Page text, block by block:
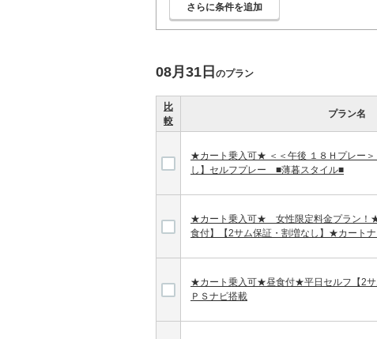
さらに条件を追加
08月31日 のプラン
比
較
プラン名
★カート乗入可★ ＜＜午後 １８Ｈプレー
し】セルフプレー ■薄暮スタイル■
★カート乗入可★ 女性限定料金プラン！
食付】【2サム保証・割増なし】★カート
★カート乗入可★昼食付★平日セルフ【2
ＰＳナビ搭載